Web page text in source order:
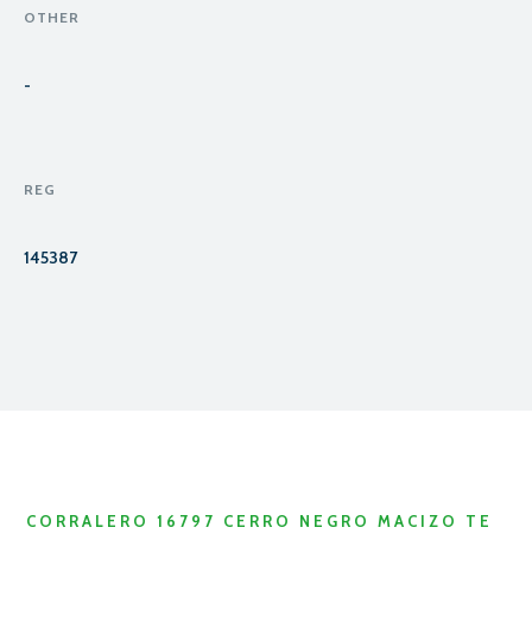
OTHER
-
REG
145387
CORRALERO 16797 CERRO NEGRO MACIZO TE